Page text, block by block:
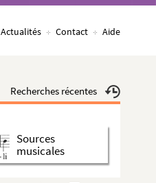
Actualités Contact Aide
Recherches récentes
Sources
musicales